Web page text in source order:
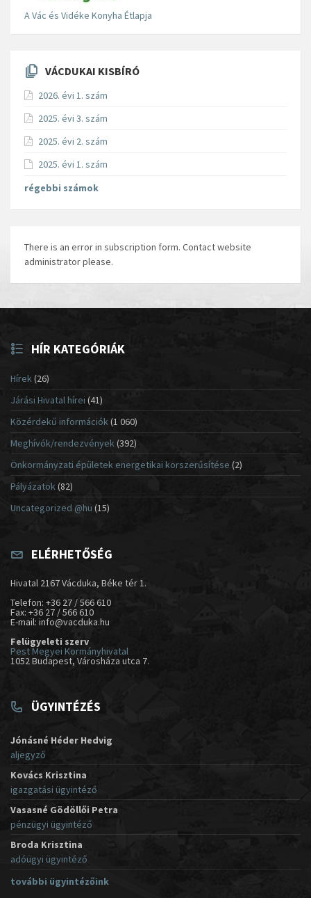
A Vác és Vidéke Konyha Étlapja
VÁCDUKAI KISBÍRÓ
2026. évi 1. szám
2025. évi 3. szám
2025. évi 2. szám
2025. évi 1. szám
régebbi számok
There is an error in subscription form. Contact website
administrator please.
HÍR KATEGÓRIÁK
Hírek(26)
Járási Hivatal hírei (41)
Közérdekű információk(1 060)
Meghívók/rendezvények (392)
Önkormányzati épületek energetikai korszerűsítése (2)
Pályázatok (82)
Uncategorized @hu (15)
ELÉRHETŐSÉG
Hivatal 2167 Vácduka, Béke tér 1.
Telefon: +36 27 / 566 610
Fax: +36 27 / 566 610
E-mail: info@vacduka.hu
Felügyeleti szerv
Pest Megyei Kormányhivatal
1052 Budapest, Városháza utca 7.
ÜGYINTÉZÉS
Jónásné Héder Hedvig
aljegyző
Kovács Krisztina
igazgatási ügyintéző
Vasasné Gödöllői Petra
pénzügyi ügyintéző
Broda Krisztina
adóügyi ügyintéző
további ügyintézőink